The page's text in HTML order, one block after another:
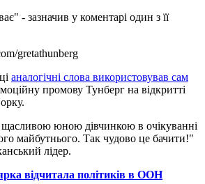
- зазначив у коментарі один з її
gretathunberg
аналогічні слова використовував сам
промову Тунберг на відкритті
юною дівчинкою в очікуванні
майбутнього. Так чудово це бачити!"
лідер.
відчитала політиків в ООН